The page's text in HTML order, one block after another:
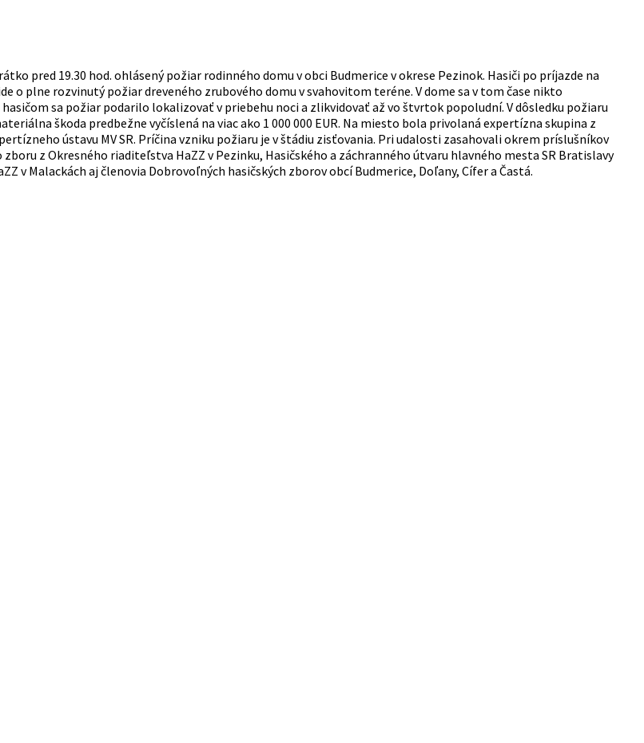
pred 19.30 hod. ohlásený požiar rodinného domu v obci Budmerice v okrese Pezinok. Hasiči po príjazde na
o plne rozvinutý požiar dreveného zrubového domu v svahovitom teréne. V dome sa v tom čase nikto
hasičom sa požiar podarilo lokalizovať v priebehu noci a zlikvidovať až vo štvrtok popoludní. V dôsledku požiaru
škoda predbežne vyčíslená na viac ako 1 000 000 EUR. Na miesto bola privolaná expertízna skupina z
ústavu MV SR. Príčina vzniku požiaru je v štádiu zisťovania. Pri udalosti zasahovali okrem príslušníkov
zboru z Okresného riaditeľstva HaZZ v Pezinku, Hasičského a záchranného útvaru hlavného mesta SR Bratislavy
v Malackách aj členovia Dobrovoľných hasičských zborov obcí Budmerice, Doľany, Cífer a Častá.